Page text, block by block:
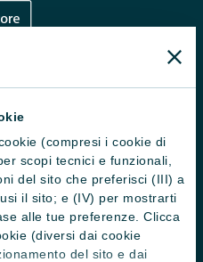
(compresi i cookie di
scopi tecnici e funzionali,
del sito che preferisci (III) a
il sito; e (IV) per mostrarti
alle tue preferenze. Clicca
(diversi dai cookie
del sito e dai